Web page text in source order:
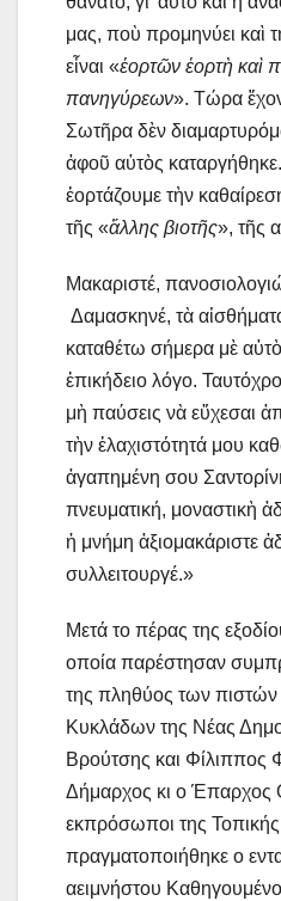
μας, ποὺ προμηνύει καὶ
εἶναι «ἑορτῶν ἑορτὴ καὶ
πανηγύρεων». Τώρα
Σωτῆρα δὲν
ἀφοῦ αὐτὸς
ἑορτάζουμε τὴν
τῆς «ἄλλης βιοτῆς», τῆς
Μακαριστέ,
Δαμασκηνέ, τὰ
καταθέτω σήμερα μὲ
ἐπικήδειο λόγο.
μὴ παύσεις νὰ εὔχεσαι
τὴν ἐλαχιστότητά μου
ἀγαπημένη σου
πνευματική, μοναστικὴ
ἡ μνήμη ἀξιομακάριστε
συλλειτουργέ.»
Μετά το πέρας της
οποία παρέστησαν
της πληθύος των πιστών
Κυκλάδων της Νέας
Βρούτσης και Φίλιππος
Δήμαρχος κι ο Έπαρχος
εκπρόσωποι της
πραγματοποιήθηκε ο
αειμνήστου